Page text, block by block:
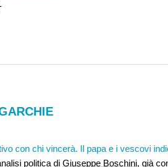
con chi vincerà. Il papa e i vescovi
politica di Giuseppe Boschini, già